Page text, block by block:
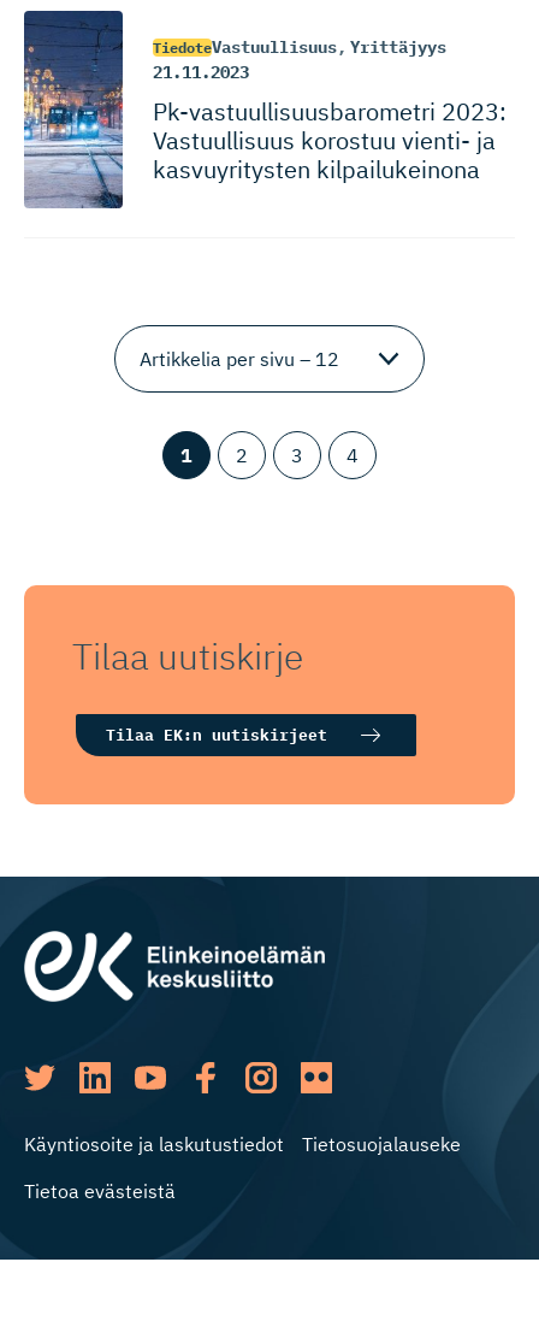
TiedoteVastuullisuus, Yrittäjyys
21.11.2023
Pk-vastuul­li­suus­ba­rometri 2023:
Vastuullisuus korostuu vienti- ja
kasvuyritysten kilpailukeinona
1 2 3 4
Tilaa uutiskirje
Tilaa EK:n uutiskirjeet
Käyntiosoite ja laskutustiedot
Tietosuojalauseke
Tietoa evästeistä